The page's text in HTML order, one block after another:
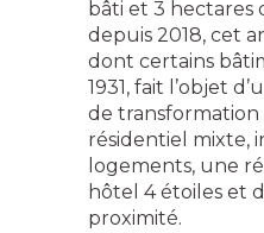
bâti et 3 hectares
depuis 2018, cet
dont certains
1931, fait l’objet
de
résidentiel mixte,
logements, une
hôtel 4 étoiles et
proximité. ​